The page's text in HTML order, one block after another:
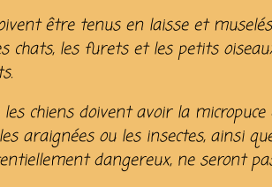
être tenus en laisse et
chats, les furets et les petits
les chiens doivent avoir la
araignées ou les insectes, ainsi
dangereux, ne seront